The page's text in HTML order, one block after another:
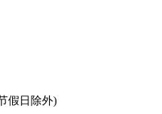
假日除外)